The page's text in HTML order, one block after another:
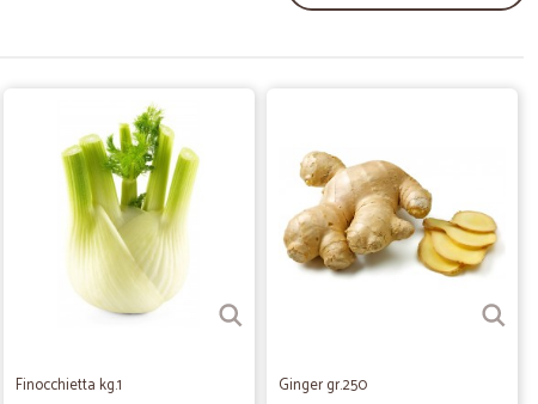
Finocchietta kg.1 Ginger gr.250